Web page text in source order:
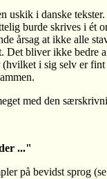
uskik i danske
burde skrives i ét
årsag at ikke alle
Det bliver ikke bedre
(hvilket i sig selv er
med den
..."
på bevidst sprog